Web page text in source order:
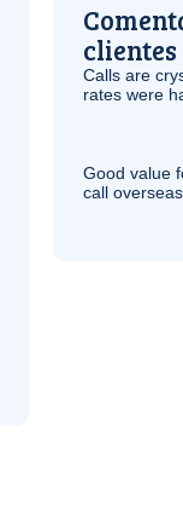
clientes
Calls are
rates were
Good value
call